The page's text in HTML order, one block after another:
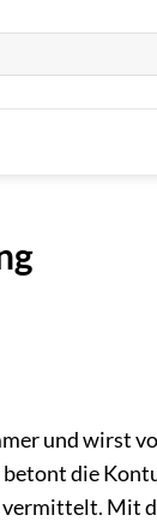
und wirst
betont die
vermittelt. Mit